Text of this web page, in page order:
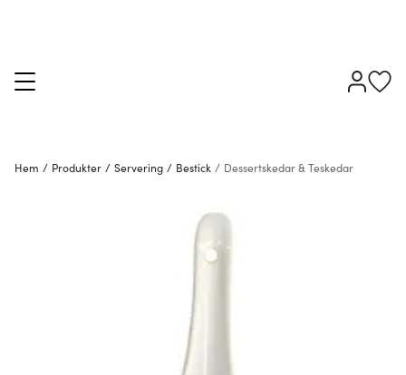
Hem / Produkter / Servering / Bestick / Dessertskedar & Teskedar